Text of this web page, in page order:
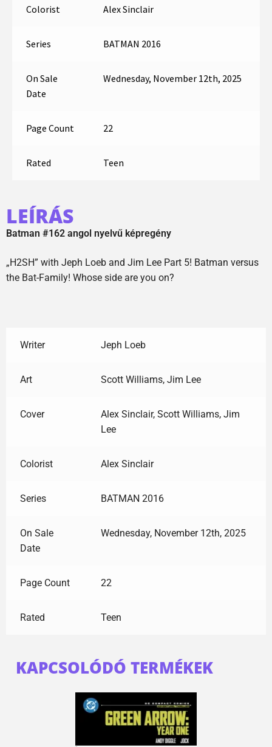
Colorist Alex Sinclair
Series BATMAN 2016
On Sale
Date
Wednesday, November 12th, 2025
Page Count 22
Rated Teen
LEÍRÁS
Batman #162 angol nyelvű képregény
„H2SH” with Jeph Loeb and Jim Lee Part 5! Batman versus
the Bat-Family! Whose side are you on?
Writer Jeph Loeb
Art Scott Williams, Jim Lee
Cover
Alex Sinclair, Scott Williams, Jim
Lee
Colorist Alex Sinclair
Series BATMAN 2016
On Sale
Date
Wednesday, November 12th, 2025
Page Count 22
Rated Teen
KAPCSOLÓDÓ TERMÉKEK